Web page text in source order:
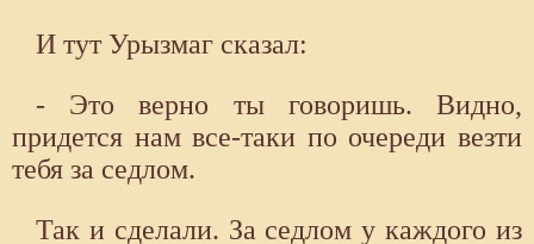
И тут Урызмаг сказал:
- Это верно ты говоришь. Видно,
придется нам все-таки по очереди везти
тебя за седлом.
Так и сделали. За седлом у каждого из